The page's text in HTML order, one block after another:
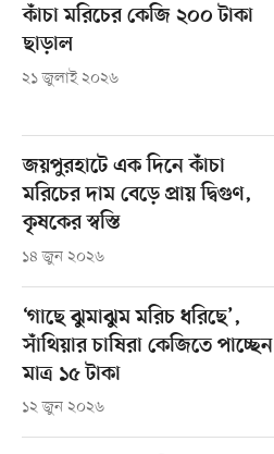
কাঁচা মরিচের কেজি ২০০ টাকা
ছাড়াল
২১ জুলাই ২০২৬
জয়পুরহাটে এক দিনে কাঁচা
মরিচের দাম বেড়ে প্রায় দ্বিগুণ,
কৃষকের স্বস্তি
১৪ জুন ২০২৬
‘গাছে ঝুমাঝুম মরিচ ধরিছে’,
সাঁথিয়ার চাষিরা কেজিতে পাচ্ছেন
মাত্র ১৫ টাকা
১২ জুন ২০২৬